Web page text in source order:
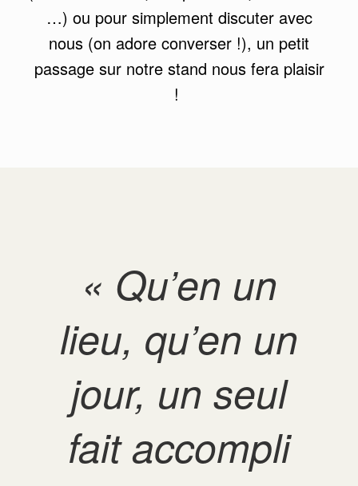
…) ou pour simplement discuter avec
nous (on adore converser !), un petit
passage sur notre stand nous fera plaisir
!
« Qu’en un
lieu, qu’en un
jour, un seul
fait accompli